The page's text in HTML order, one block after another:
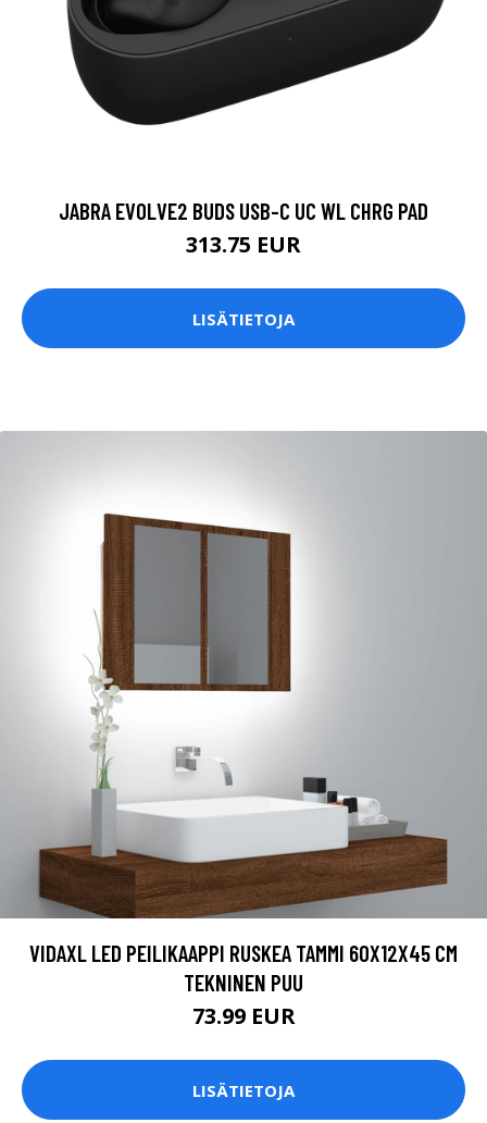
JABRA EVOLVE2 BUDS USB-C UC WL CHRG PAD
313.75 EUR
LISÄTIETOJA
VIDAXL LED PEILIKAAPPI RUSKEA TAMMI 60X12X45 CM
TEKNINEN PUU
73.99 EUR
LISÄTIETOJA